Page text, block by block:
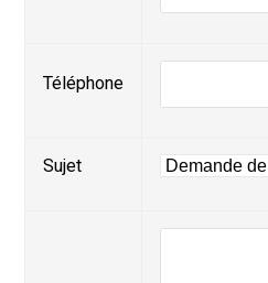
Téléphone
Sujet